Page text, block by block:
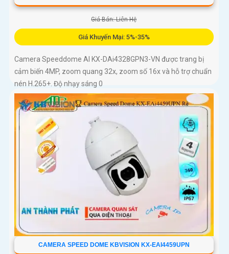
Giá Bán: Liên Hệ
Giá Khuyến Mại: 5%-35%
Camera Speeddome AI KX-DAi4328GPN3-VN được trang bị
cảm biến 4MP, zoom quang 32x, zoom số 16x và hỗ trợ chuẩn
nén H.265+. Độ nhạy sáng 0
CAMERA SPEED DOME KBVISION KX-EAI4459UPN